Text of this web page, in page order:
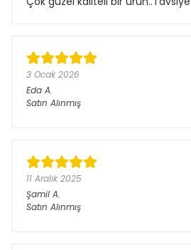
3 Ocak 2026
Eda A.
Satın Alınmış
11 Aralık 2025
Şamil A.
Satın Alınmış